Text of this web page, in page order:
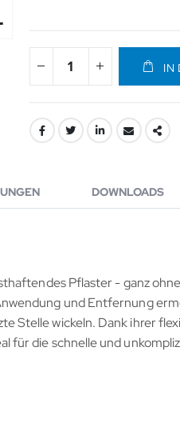
IN
Pflaster - ganz
und Entfernung
Stelle wickeln. Dank ihrer
für die schnelle und
DOWNLOADS